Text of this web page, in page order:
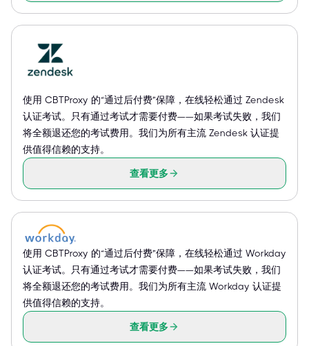
使用 CBTProxy 的“通过后付费”保障，在线轻松通过 Zendesk
认证考试。只有通过考试才需要付费——如果考试失败，我们
将全额退还您的考试费用。我们为所有主流 Zendesk 认证提
供值得信赖的支持。
查看更多
使用 CBTProxy 的“通过后付费”保障，在线轻松通过 Workday
认证考试。只有通过考试才需要付费——如果考试失败，我们
将全额退还您的考试费用。我们为所有主流 Workday 认证提
供值得信赖的支持。
查看更多